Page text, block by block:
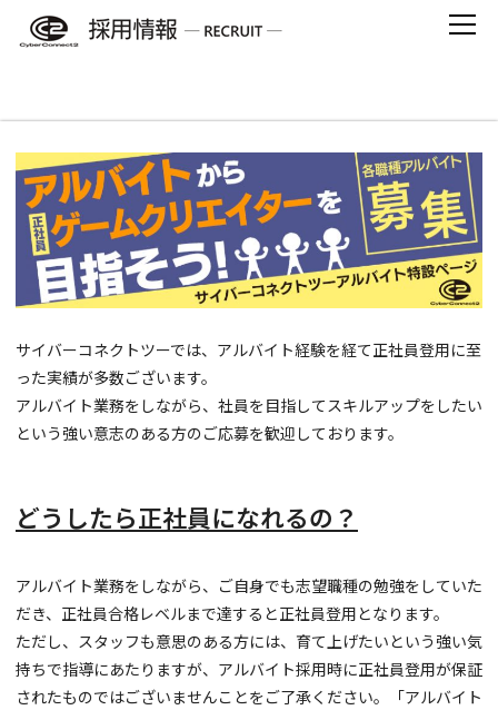
サイバーコネクトツーでは、アルバイト経験を経て正社員登用に至
った実績が多数ございます。
アルバイト業務をしながら、社員を目指してスキルアップをしたい
という強い意志のある方のご応募を歓迎しております。
どうしたら正社員になれるの？
アルバイト業務をしながら、ご自身でも志望職種の勉強をしていた
だき、正社員合格レベルまで達すると正社員登用となります。
ただし、スタッフも意思のある方には、育て上げたいという強い気
持ちで指導にあたりますが、アルバイト採用時に正社員登用が保証
されたものではございませんことをご了承ください。「アルバイト